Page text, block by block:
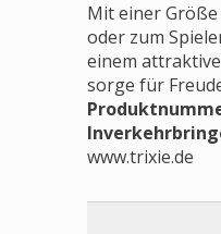
Mit einer Größe
oder zum
einem
sorge für
www.trixie.de